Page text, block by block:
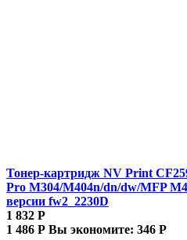
Тонер-картридж NV Print
Pro M304/M404n/dn/dw/MFP
версии fw2_2230D
1 832 Р
1 486 Р Вы экономите: 346 Р